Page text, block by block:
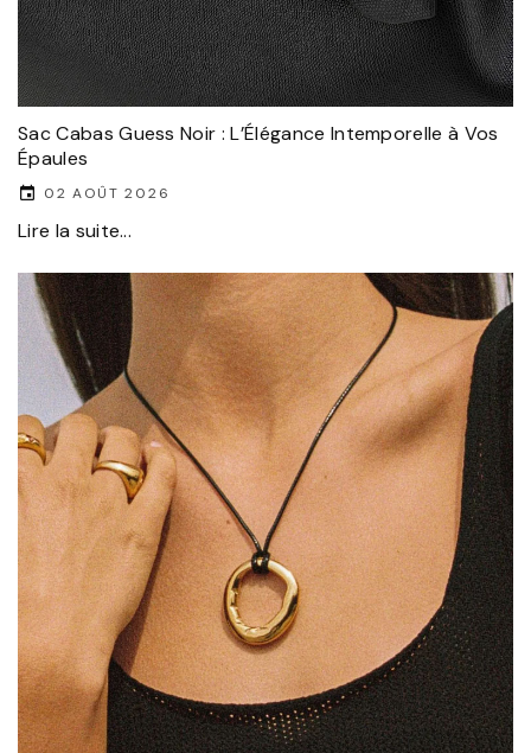
Sac Cabas Guess Noir : L’Élégance Intemporelle à Vos
Épaules
02 AOÛT 2026
Lire la suite...